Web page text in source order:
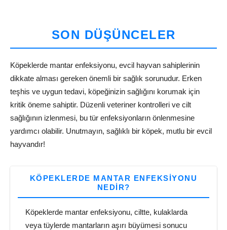
SON DÜŞÜNCELER
Köpeklerde mantar enfeksiyonu, evcil hayvan sahiplerinin
dikkate alması gereken önemli bir sağlık sorunudur. Erken
teşhis ve uygun tedavi, köpeğinizin sağlığını korumak için
kritik öneme sahiptir. Düzenli veteriner kontrolleri ve cilt
sağlığının izlenmesi, bu tür enfeksiyonların önlenmesine
yardımcı olabilir. Unutmayın, sağlıklı bir köpek, mutlu bir evcil
hayvandır!
KÖPEKLERDE MANTAR ENFEKSIYONU
NEDIR?
Köpeklerde mantar enfeksiyonu, ciltte, kulaklarda
veya tüylerde mantarların aşırı büyümesi sonucu